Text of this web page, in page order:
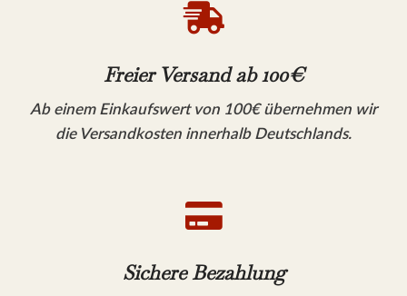

Freier Versand ab 100€
Ab einem Einkaufswert von 100€ übernehmen wir
die Versandkosten innerhalb Deutschlands.

Sichere Bezahlung